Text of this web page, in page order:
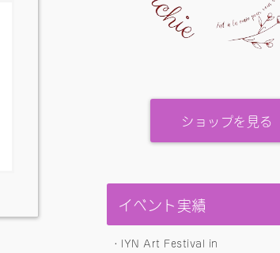
ショップを見る
イベント実績
・IYN Art Festival in